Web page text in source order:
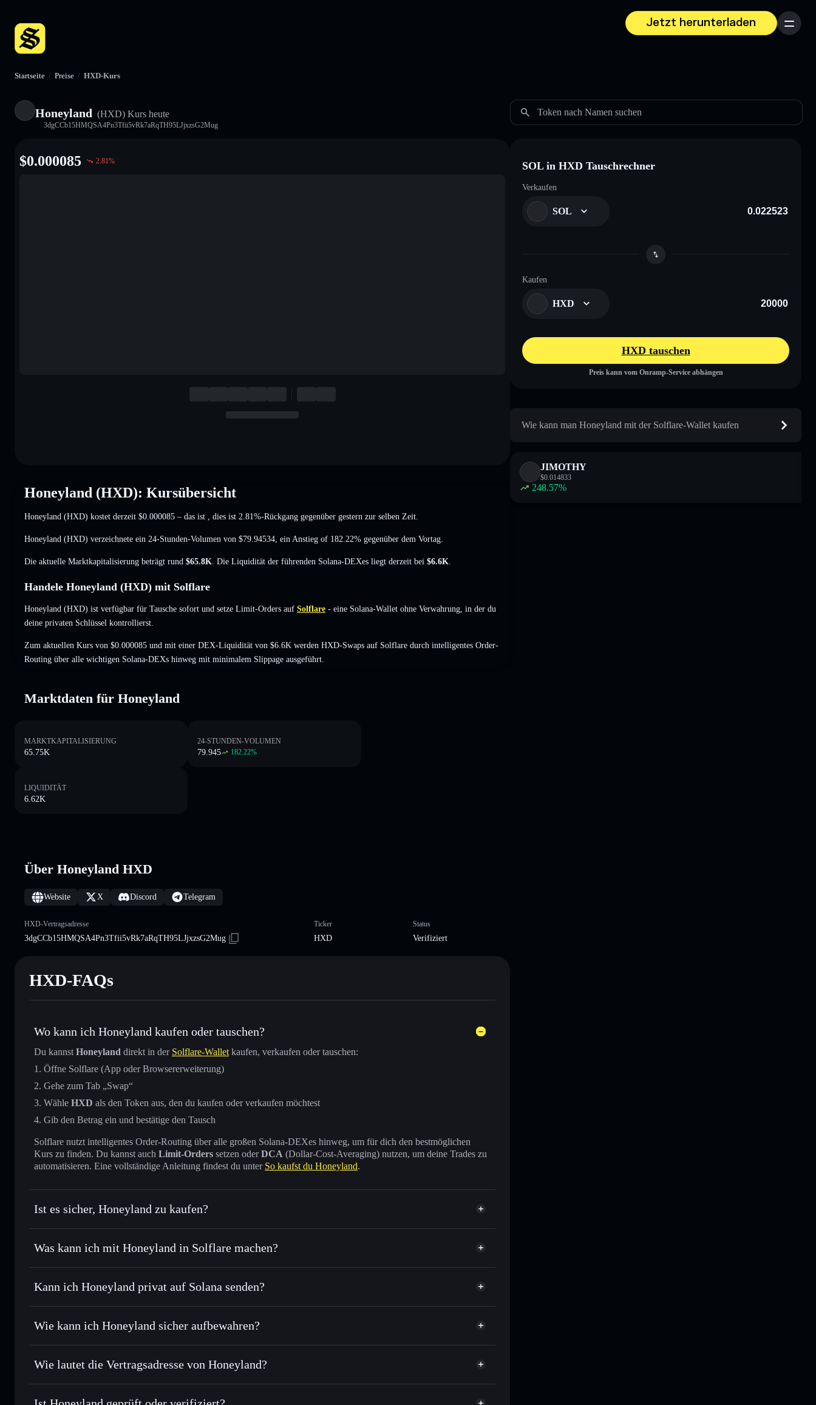
Jetzt herunterladen
Menü
Startseite / Preise / HXD-Kurs
Honeyland (HXD) Kurs heute
3dgCCb15HMQSA4Pn3Tfii5vRk7aRqTH95LJjxzsG2Mug
Token nach Namen suchen
$0.000085 2.81%
Honeyland (HXD): Kursübersicht
Honeyland (HXD) kostet derzeit $0.000085 – das ist , dies ist 2.81%-Rückgang gegenüber gestern zur selben Zeit.
Honeyland (HXD) verzeichnete ein 24-Stunden-Volumen von $79.94534 ein Anstieg of 182.22% gegenüber dem Vortag.
Die aktuelle Marktkapitalisierung beträgt rund $65.8K . Die Liquidität der führenden Solana-DEXes liegt derzeit bei $6.6K
Handele Honeyland (HXD) mit Solflare
Honeyland (HXD) ist verfügbar für Tausche sofort und setze Limit-Orders auf Solflare - eine Solana-Wallet ohne Verwahrung, in der du
deine privaten Schlüssel kontrollierst.
Zum aktuellen Kurs von $0.000085 und mit einer DEX-Liquidität von $6.6K werden HXD-Swaps auf Solflare durch intelligentes Order-
Routing über alle wichtigen Solana-DEXs hinweg mit minimalem Slippage ausgeführt.
Marktdaten für Honeyland
MARKTKAPITALISIERUNG
65.75K
24-STUNDEN-VOLUMEN
79.945 182.22%
LIQUIDITÄT
6.62K
Über Honeyland HXD
Website X Discord Telegram
HXD-Vertragsadresse
3dgCCb15HMQSA4Pn3Tfii5vRk7aRqTH95LJjxzsG2Mug
Ticker
HXD
Status
Verifiziert
HXD-FAQs
Wo kann ich Honeyland kaufen oder tauschen?
Du kannst Honeyland direkt in der Solflare-Wallet kaufen, verkaufen oder tauschen:
Öffne Solflare (App oder Browsererweiterung)
Gehe zum Tab „Swap“
Wähle HXD als den Token aus, den du kaufen oder verkaufen möchtest
Gib den Betrag ein und bestätige den Tausch
Solflare nutzt intelligentes Order-Routing über alle großen Solana-DEXes hinweg, um für dich den bestmöglichen
Kurs zu finden. Du kannst auch Limit-Orders setzen oderDCA (Dollar-Cost-Averaging) nutzen, um deine Trades zu
automatisieren. Eine vollständige Anleitung findest du unter So kaufst du Honeyland.
Ist es sicher, Honeyland zu kaufen?
Honeyland verifizierter Token
Was kann ich mit Honeyland in Solflare machen?
Honeyland
Solflare-Wallet
Sofort tauschen– handle HXD gegen SOL, USDC oder Tausende anderer Solana-Tokens mit intelligentem Order
Durchschnittskosteneffekt nutzen– Schritt für Schritt per Durchschnittskosteneffekt in HXD einsteigen
Privat senden– übertrage HXD, ohne Wallets öffentlich zu verknüpfen, mithilfe des in Solflare integrierten Privacy
Aggregators
Kann ich Honeyland privat auf Solana senden?
Solflare-Wallet Privacy Aggregator Honeyland
Wie kann ich Honeyland sicher aufbewahren?
Honeyland nicht verwahrenden Wallet Solflare
Privacy Aggregator
Wie lautet die Vertragsadresse von Honeyland?
Honeyland
3dgCCb15HMQSA4Pn3Tfii5vRk7aRqTH95LJjxzsG2Mug
SOL in HXD Tauschrechner
Verkaufen
SOL
Kaufen
HXD
HXD tauschen
Preis kann vom Onramp-Service abhängen
Wie kann man Honeyland mit der Solflare-Wallet kaufen
JIMOTHY
$0.014833
248.57%